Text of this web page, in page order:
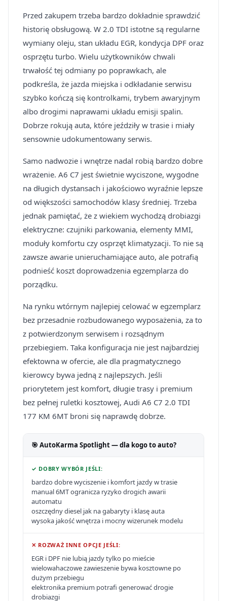
Przed zakupem trzeba bardzo dokładnie sprawdzić
historię obsługową. W 2.0 TDI istotne są regularne
wymiany oleju, stan układu EGR, kondycja DPF oraz
osprzętu turbo. Wielu użytkowników chwali
trwałość tej odmiany po poprawkach, ale
podkreśla, że jazda miejska i odkładanie serwisu
szybko kończą się kontrolkami, trybem awaryjnym
albo drogimi naprawami układu emisji spalin.
Dobrze rokują auta, które jeździły w trasie i miały
sensownie udokumentowany serwis.
Samo nadwozie i wnętrze nadal robią bardzo dobre
wrażenie. A6 C7 jest świetnie wyciszone, wygodne
na długich dystansach i jakościowo wyraźnie lepsze
od większości samochodów klasy średniej. Trzeba
jednak pamiętać, że z wiekiem wychodzą drobiazgi
elektryczne: czujniki parkowania, elementy MMI,
moduły komfortu czy osprzęt klimatyzacji. To nie są
zawsze awarie unieruchamiające auto, ale potrafią
podnieść koszt doprowadzenia egzemplarza do
porządku.
Na rynku wtórnym najlepiej celować w egzemplarz
bez przesadnie rozbudowanego wyposażenia, za to
z potwierdzonym serwisem i rozsądnym
przebiegiem. Taka konfiguracja nie jest najbardziej
efektowna w ofercie, ale dla pragmatycznego
kierowcy bywa jedną z najlepszych. Jeśli
priorytetem jest komfort, długie trasy i premium
bez pełnej ruletki kosztowej, Audi A6 C7 2.0 TDI
177 KM 6MT broni się naprawdę dobrze.
🎯 AutoKarma Spotlight — dla kogo to auto?
✓ DOBRY WYBÓR JEŚLI:
bardzo dobre wyciszenie i komfort jazdy w trasie
manual 6MT ogranicza ryzyko drogich awarii
automatu
oszczędny diesel jak na gabaryty i klasę auta
wysoka jakość wnętrza i mocny wizerunek modelu
✕ ROZWAŻ INNE OPCJE JEŚLI:
EGR i DPF nie lubią jazdy tylko po mieście
wielowahaczowe zawieszenie bywa kosztowne po
dużym przebiegu
elektronika premium potrafi generować drogie
drobiazgi